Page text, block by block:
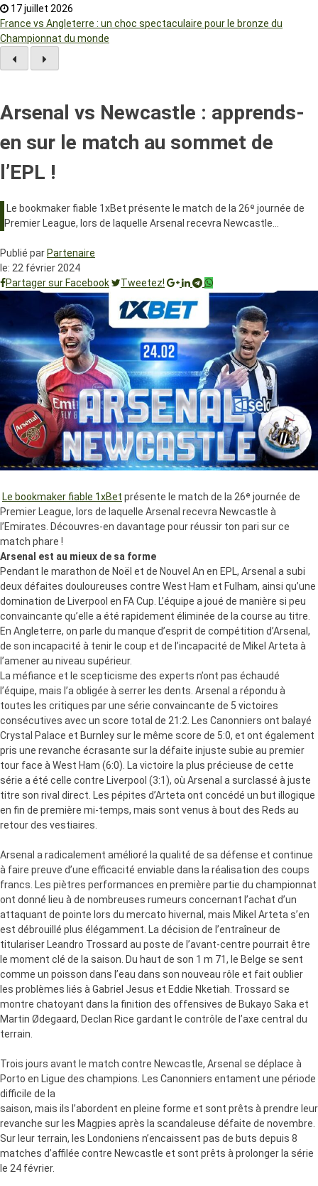
17 juillet 2026
France vs Angleterre : un choc spectaculaire pour le bronze du
Championnat du monde
Arsenal vs Newcastle : apprends-
en sur le match au sommet de
l’EPL !
Le bookmaker fiable 1xBet présente le match de la 26ᵉ journée de
Premier League, lors de laquelle Arsenal recevra Newcastle…
Publié par Partenaire
le: 22 février 2024
Partager sur Facebook
Tweetez!
Le bookmaker fiable 1xBet présente le match de la 26ᵉ journée de
Premier League, lors de laquelle Arsenal recevra Newcastle à
l’Emirates. Découvres-en davantage pour réussir ton pari sur ce
match phare !
Arsenal est au mieux de sa forme
Pendant le marathon de Noël et de Nouvel An en EPL, Arsenal a subi
deuxdéfaites douloureuses contre West Ham et Fulham, ainsi qu’une
domination de Liverpool en FA Cup. L’équipe a joué de manière si peu
convaincante qu’elle a été rapidement éliminée de la course au titre.
En Angleterre, on parle du manque d’esprit de compétition d’Arsenal,
de son incapacité à tenir le coup et de l’incapacité de Mikel Arteta à
l’amener au niveau supérieur.
La méfiance et le scepticisme des experts n’ont pas échaudé
l’équipe, mais l’a obligée à serrer les dents. Arsenal a répondu à
toutes les critiques par une série convaincante de 5 victoires
consécutives avec un score total de 21:2. Les Canonniers ont balayé
Crystal Palace et Burnley sur le même score de 5:0, et ont également
pris une revanche écrasante sur la défaite injuste subie au premier
tour face à West Ham (6:0). La victoire la plus précieuse de cette
série a été celle contre Liverpool (3:1), où Arsenal a surclassé à juste
titre son rival direct. Les pépites d’Arteta ont concédé un but illogique
en fin de première mi-temps, mais sont venus à bout des Reds au
retour des vestiaires.
Arsenal a radicalement amélioré la qualité de sa défense et continue
à faire preuve d’une efficacité enviable dans la réalisation des coups
francs. Les piètres performances en première partie du championnat
ont donné lieu à de nombreuses rumeurs concernant l’achat d’un
attaquant de pointe lors du mercato hivernal, mais Mikel Arteta s’en
est débrouillé plus élégamment. La décision de l’entraîneur de
titulariser Leandro Trossard au poste de l’avant-centre pourrait être
le moment clé de la saison. Du haut de son 1 m 71, le Belge se sent
comme un poisson dans l’eau dans son nouveau rôle et fait oublier
les problèmes liés à Gabriel Jesus et Eddie Nketiah. Trossard se
montre chatoyant dans la finition des offensives de Bukayo Saka et
Martin Ødegaard, Declan Rice gardant le contrôle de l’axe central du
terrain.
Trois jours avant le match contre Newcastle, Arsenal se déplace à
Porto en Ligue des champions. Les Canonniers entament une période
difficile de la
saison, mais ils l’abordent en pleine forme et sont prêts à prendre leur
revanche sur les Magpies après la scandaleuse défaite de novembre.
Sur leur terrain, les Londoniens n’encaissent pas de buts depuis 8
matches d’affilée contre Newcastle et sont prêts à prolonger la série
le 24 février.